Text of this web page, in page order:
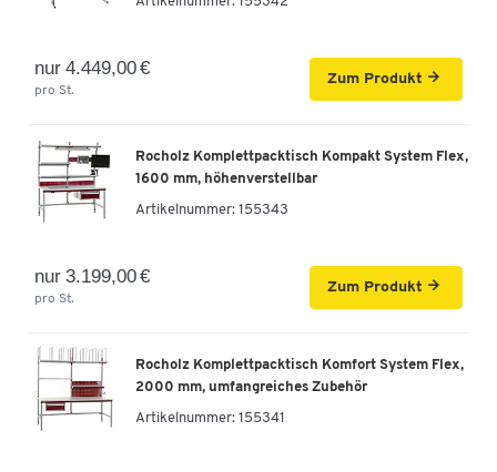
nur 4.449,00 €
pro St.
Zum Produkt
Rocholz Komplettpacktisch Kompakt System Flex,
1600 mm, höhenverstellbar
Artikelnummer: 155343
nur 3.199,00 €
pro St.
Zum Produkt
Rocholz Komplettpacktisch Komfort System Flex,
2000 mm, umfangreiches Zubehör
Artikelnummer: 155341